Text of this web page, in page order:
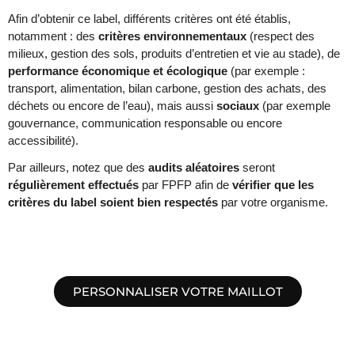
Afin d’obtenir ce label, différents critères ont été établis,
notamment : des critères environnementaux (respect des
milieux, gestion des sols, produits d’entretien et vie au stade), de
performance économique et écologique (par exemple :
transport, alimentation, bilan carbone, gestion des achats, des
déchets ou encore de l’eau), mais aussi sociaux (par exemple
gouvernance, communication responsable ou encore
accessibilité).
Par ailleurs, notez que des audits aléatoires seront
régulièrement effectués par FPFP afin de vérifier que les
critères du label soient bien respectés par votre organisme.
PERSONNALISER VOTRE MAILLOT